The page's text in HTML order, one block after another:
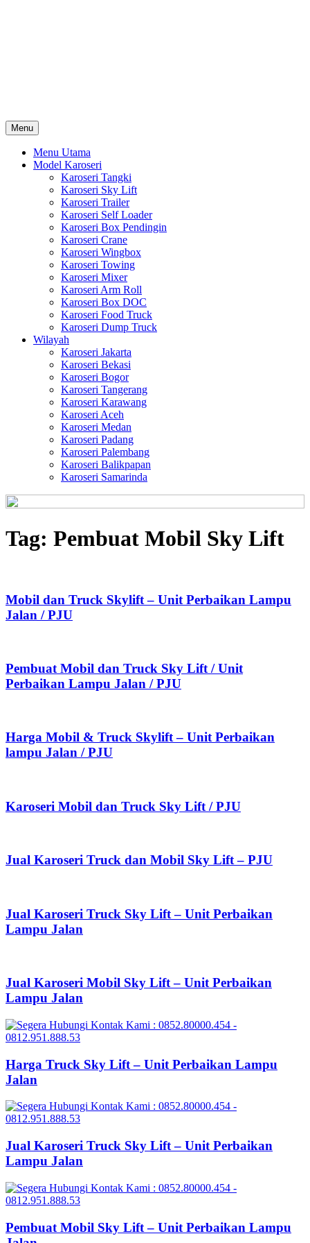
Menu
Menu Utama
Model Karoseri
Karoseri Tangki
Karoseri Sky Lift
Karoseri Trailer
Karoseri Self Loader
Karoseri Box Pendingin
Karoseri Crane
Karoseri Wingbox
Karoseri Towing
Karoseri Mixer
Karoseri Arm Roll
Karoseri Box DOC
Karoseri Food Truck
Karoseri Dump Truck
Wilayah
Karoseri Jakarta
Karoseri Bekasi
Karoseri Bogor
Karoseri Tangerang
Karoseri Karawang
Karoseri Aceh
Karoseri Medan
Karoseri Padang
Karoseri Palembang
Karoseri Balikpapan
Karoseri Samarinda
Tag: Pembuat Mobil Sky Lift
Mobil dan Truck Skylift – Unit Perbaikan Lampu
Jalan / PJU
Pembuat Mobil dan Truck Sky Lift / Unit
Perbaikan Lampu Jalan / PJU
Harga Mobil & Truck Skylift – Unit Perbaikan
lampu Jalan / PJU
Karoseri Mobil dan Truck Sky Lift / PJU
Jual Karoseri Truck dan Mobil Sky Lift – PJU
Jual Karoseri Truck Sky Lift – Unit Perbaikan
Lampu Jalan
Jual Karoseri Mobil Sky Lift – Unit Perbaikan
Lampu Jalan
Harga Truck Sky Lift – Unit Perbaikan Lampu
Jalan
Jual Karoseri Truck Sky Lift – Unit Perbaikan
Lampu Jalan
Pembuat Mobil Sky Lift – Unit Perbaikan Lampu